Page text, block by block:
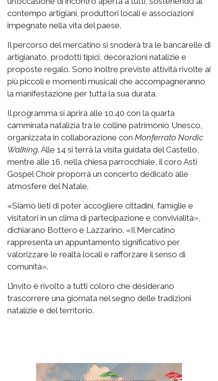
contempo artigiani, produttori locali e associazioni
impegnate nella vita del paese.
Il percorso del mercatino si snoderà tra le bancarelle di
artigianato, prodotti tipici, decorazioni natalizie e
proposte regalo. Sono inoltre previste attività rivolte ai
più piccoli e momenti musicali che accompagneranno
la manifestazione per tutta la sua durata.
Il programma si aprirà alle 10.40 con la quarta
camminata natalizia tra le colline patrimonio Unesco,
organizzata in collaborazione con Monferrato Nordic
Walking. Alle 14 si terrà la visita guidata del Castello,
mentre alle 16, nella chiesa parrocchiale, il coro Asti
Gospel Choir proporrà un concerto dedicato alle
atmosfere del Natale.
«Siamo lieti di poter accogliere cittadini, famiglie e
visitatori in un clima di partecipazione e convivialità»,
dichiarano Bottero e Lazzarino. «Il Mercatino
rappresenta un appuntamento significativo per
valorizzare le realtà locali e rafforzare il senso di
comunità».
L’invito è rivolto a tutti coloro che desiderano
trascorrere una giornata nel segno delle tradizioni
natalizie e del territorio.